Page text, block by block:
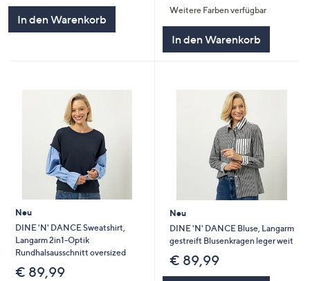
In den Warenkorb
Weitere Farben verfügbar
In den Warenkorb
Neu
DINE 'N' DANCE Sweatshirt,
Langarm 2in1-Optik
Rundhalsausschnitt oversized
€ 89,99
Neu
DINE 'N' DANCE Bluse, Langarm
gestreift Blusenkragen leger weit
€ 89,99